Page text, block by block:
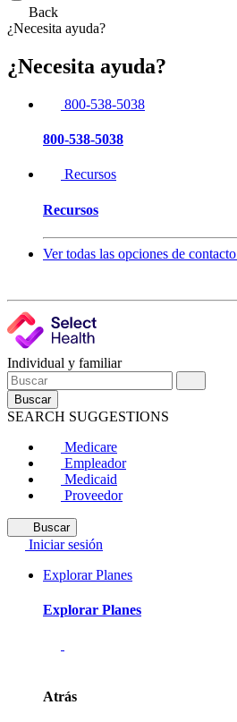
Back
¿Necesita ayuda?
¿Necesita ayuda?
800-538-5038
800-538-5038
Recursos
Recursos
Ver todas las opciones de contacto
Individual y familiar
Buscar
SEARCH SUGGESTIONS
Medicare
Empleador
Medicaid
Proveedor
Buscar
Iniciar sesión
Explorar Planes
Explorar Planes
Atrás